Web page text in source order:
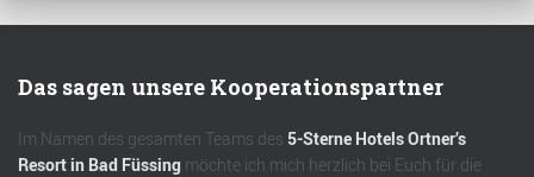
Das sagen unsere Kooperationspartner
Im Namen des gesamten Teams des 5-Sterne Hotels Ortner’s
Resort in Bad Füssing möchte ich mich herzlich bei Euch für die